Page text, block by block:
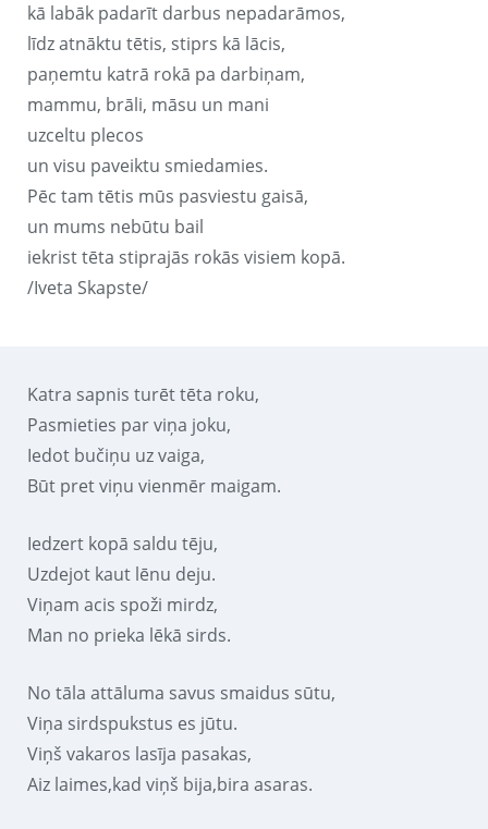
kā labāk padarīt darbus nepadarāmos,
līdz atnāktu tētis, stiprs kā lācis,
paņemtu katrā rokā pa darbiņam,
mammu, brāli, māsu un mani
uzceltu plecos
un visu paveiktu smiedamies.
Pēc tam tētis mūs pasviestu gaisā,
un mums nebūtu bail
iekrist tēta stiprajās rokās visiem kopā.
/Iveta Skapste/
Katra sapnis turēt tēta roku,
Pasmieties par viņa joku,
Iedot bučiņu uz vaiga,
Būt pret viņu vienmēr maigam.
Iedzert kopā saldu tēju,
Uzdejot kaut lēnu deju.
Viņam acis spoži mirdz,
Man no prieka lēkā sirds.
No tāla attāluma savus smaidus sūtu,
Viņa sirdspukstus es jūtu.
Viņš vakaros lasīja pasakas,
Aiz laimes,kad viņš bija,bira asaras.